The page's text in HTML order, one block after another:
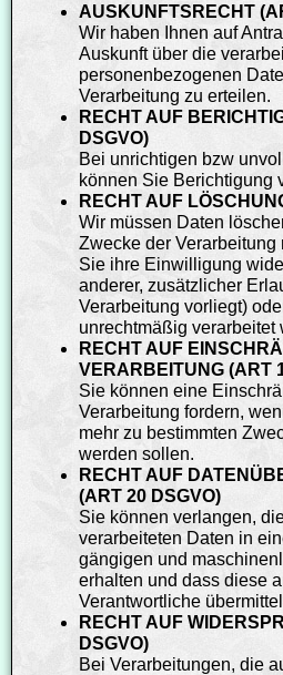
AUSKUNFTSRECHT
Wir haben Ihnen auf
Auskunft über die
personenbezogenen
Verarbeitung zu erteilen.
RECHT AUF
DSGVO)
Bei unrichtigen bzw
können Sie Berichtigung
RECHT AUF
Wir müssen Daten
Zwecke der
Sie ihre Einwilligung
anderer, zusätzlicher
Verarbeitung vorliegt)
unrechtmäßig verarbeitet
RECHT AUF
VERARBEITUNG (ART
Sie können eine
Verarbeitung fordern,
mehr zu bestimmten
werden sollen.
RECHT AUF
(ART 20 DSGVO)
Sie können verlangen,
verarbeiteten Daten in
gängigen und
erhalten und dass diese
Verantwortliche
RECHT AUF
DSGVO)
Bei Verarbeitungen, die